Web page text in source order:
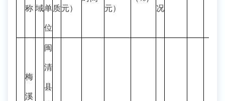
称 域单
位
质元） 元） 况
梅
溪
闽
清
县